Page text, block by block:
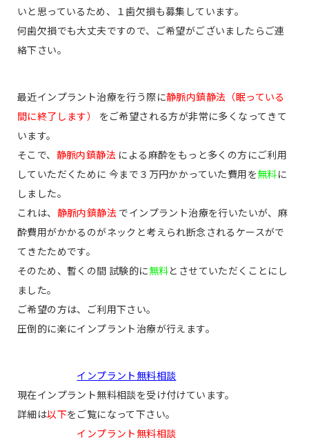
いと思っているため、１歯欠損も募集しています。
何歯欠損でも大丈夫ですので、ご希望がございましたらご連
絡下さい。
最近インプラント治療を行う際に静脈内鎮静法（眠っている
間に終了します）
をご希望される方が非常に多くなってきて
います。
そこで、 静脈内鎮静法 による麻酔をもっと多くの方にご利用
していただくために 今まで３万円かかっていた費用を無料に
しました。
これは、 静脈内鎮静法 でインプラント治療を行いたいが、麻
酔費用がかかるのがネックと考えられ断念されるケースがで
てきたためです。
そのため、暫くの間 試験的に無料とさせていただくことにし
ました。
ご希望の方は、ご利用下さい。
圧倒的に楽にインプラント治療が行えます。
インプラント無料相談
現在インプラント無料相談を受け付けています。
詳細は以下をご覧になって下さい。
インプラント無料相談